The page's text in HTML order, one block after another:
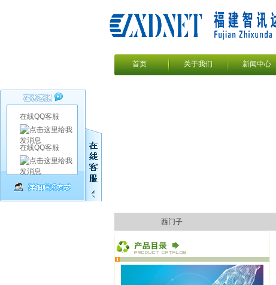
首页 关于我们 新闻中心
西门子
在线QQ客服
在线QQ客服